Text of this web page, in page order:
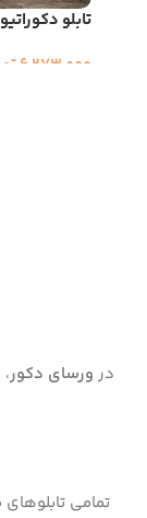
تابلو
6,273,000
در ورسای دکور
تمامی